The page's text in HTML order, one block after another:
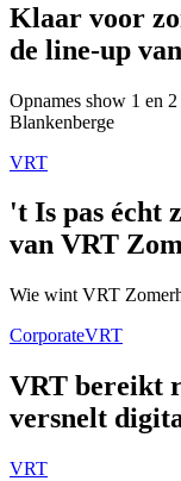
Klaar voor
de line-up
Opnames show 1 en
Blankenberge
VRT
't Is pas écht
van VRT
Wie wint VRT
CorporateVRT
VRT bereikt
versnelt
VRT